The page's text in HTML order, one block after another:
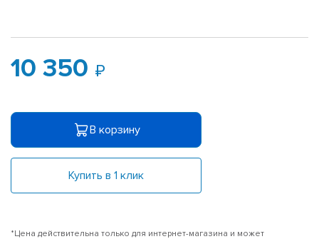
10 350
В корзину
Купить в 1 клик
*Цена действительна только для интернет-магазина и может